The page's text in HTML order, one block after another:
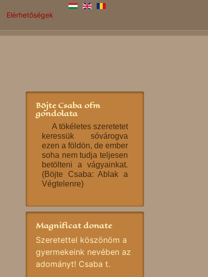
Elérhetőségek
Böjte Csaba ofm
gondolata
A tökéletes szeretetet
keressük sóvárogva
ezen a földön, de ember
soha nem tudja teljesen
betölteni a vágyainkat.
(Böjte Csaba: Ablak a
Végtelenre)
Magnificat donate
Szeretettel köszönöm a
gyermekeink nevében az
adományt! Csaba t.